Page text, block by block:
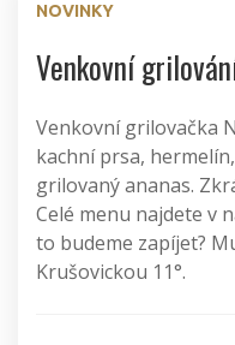
NOVINKY
Venkovní
Venkovní grilovačka
kachní prsa,
grilovaný ananas.
Celé menu najdete v
to budeme zapíjet?
Krušovickou 11°.